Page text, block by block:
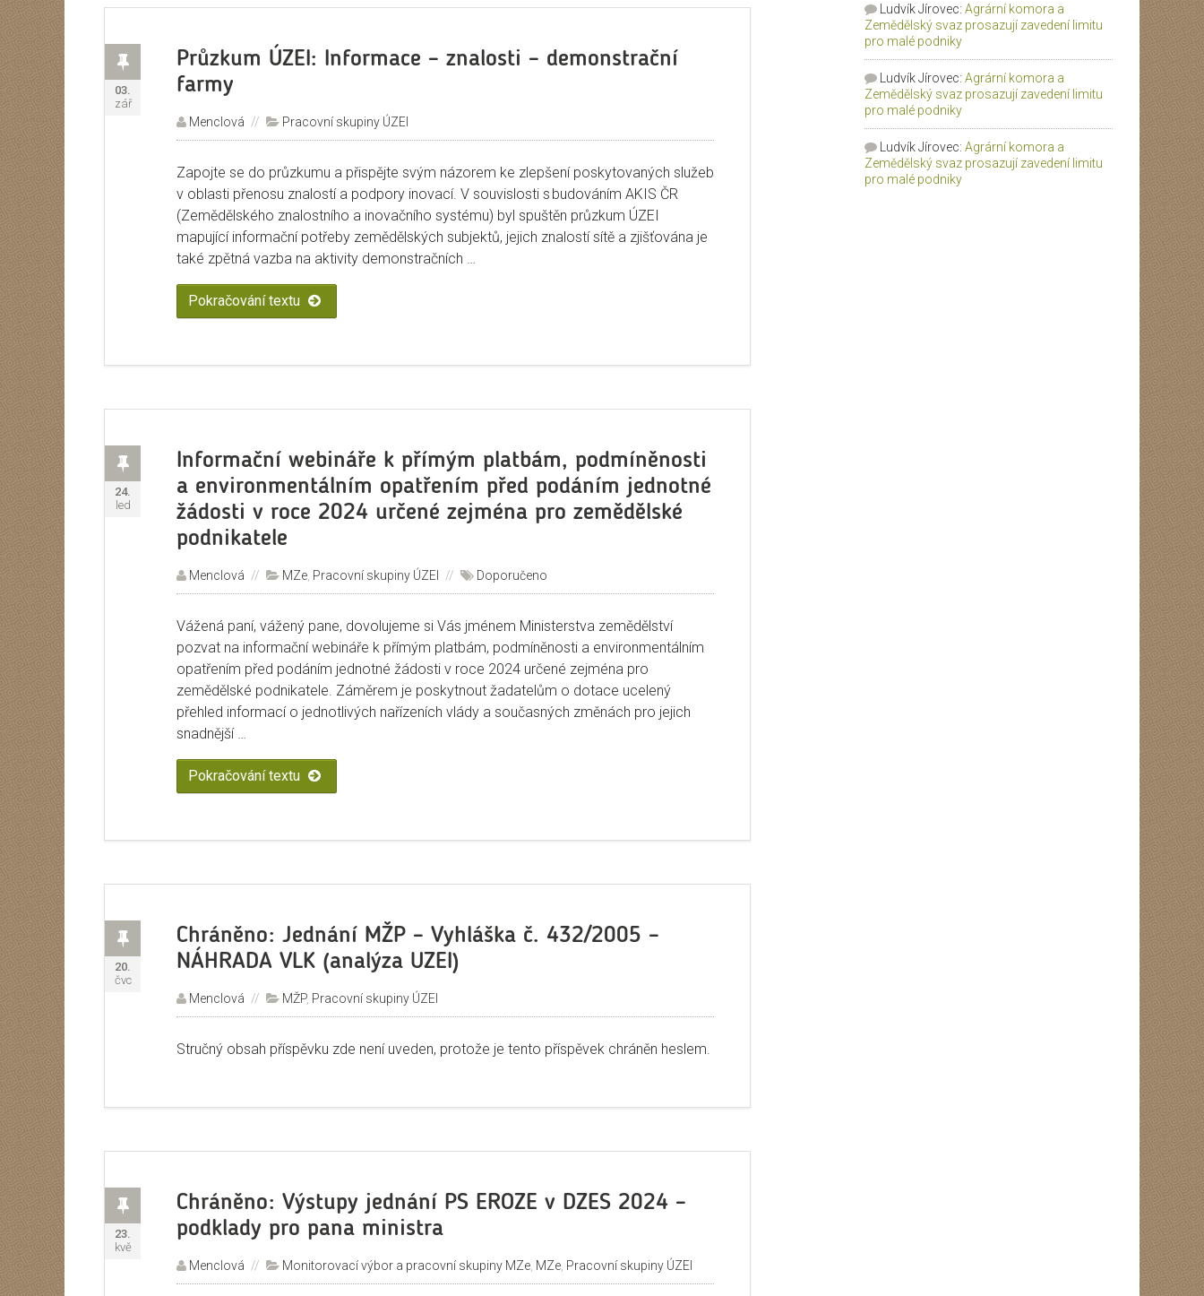
Průzkum ÚZEI: Informace – znalosti – demonstrační
farmy
Příspěvek
Publikováno:
03.
zář
Autor:
Menclová Rubriky:
Pracovní skupiny ÚZEI
Zapojte se do průzkumu a přispějte svým názorem ke zlepšení poskytovaných služeb
v oblasti přenosu znalostí a podpory inovací. V souvislosti s budováním AKIS ČR
(Zemědělského znalostního a inovačního systému) byl spuštěn průzkum ÚZEI
mapující informační potřeby zemědělských subjektů, jejich znalostí sítě a zjišťována je
také zpětná vazba na aktivity demonstračních …
Pokračování textu „Průzkum ÚZEI: Informace – znalosti – demonstrační farmy“
Informační webináře k přímým platbám, podmíněnosti
a environmentálním opatřením před podáním jednotné
žádosti v roce 2024 určené zejména pro zemědělské
podnikatele
Příspěvek
Publikováno:
24.
led
Autor:
Menclová Rubriky:
MZe Pracovní skupiny ÚZEI Štítky:
Doporučeno
Vážená paní, vážený pane, dovolujeme si Vás jménem Ministerstva zemědělství
pozvat na informační webináře k přímým platbám, podmíněnosti a environmentálním
opatřením před podáním jednotné žádosti v roce 2024 určené zejména pro
zemědělské podnikatele. Záměrem je poskytnout žadatelům o dotace ucelený
přehled informací o jednotlivých nařízeních vlády a současných změnách pro jejich
snadnější …
Pokračování textu „Informační webináře k přímým platbám, podmíněnosti a environmentálním opatřením před podáním jednotné žádosti v roce 2024 určené
Chráněno: Jednání MŽP – Vyhláška č. 432/2005 –
NÁHRADA VLK (analýza UZEI)
Příspěvek
Publikováno:
20.
čvc
Autor:
Menclová Rubriky:
MŽP, Pracovní skupiny ÚZEI
Stručný obsah příspěvku zde není uveden, protože je tento příspěvek chráněn heslem.
Chráněno: Výstupy jednání PS EROZE v DZES 2024 –
podklady pro pana ministra
Příspěvek
Publikováno:
23.
kvě
Autor:
Menclová Rubriky:
Monitorovací výbor a pracovní skupiny MZe MZe Pracovní skupiny ÚZEI
Ludvík Jírovec: Agrární komora a
Zemědělský svaz prosazují zavedení limitu
pro malé podniky
Ludvík Jírovec: Agrární komora a
Zemědělský svaz prosazují zavedení limitu
pro malé podniky
Ludvík Jírovec: Agrární komora a
Zemědělský svaz prosazují zavedení limitu
pro malé podniky